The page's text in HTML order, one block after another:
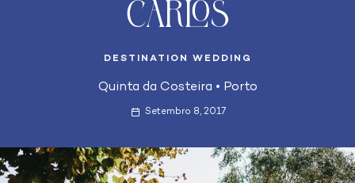
Carlos
DESTINATION WEDDING
Quinta da Costeira • Porto
Setembro 8, 2017